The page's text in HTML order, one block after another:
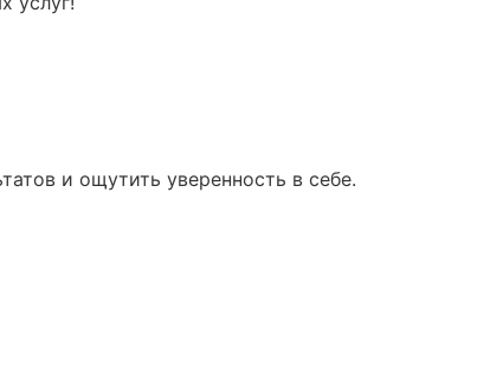
и ощутить уверенность в себе.